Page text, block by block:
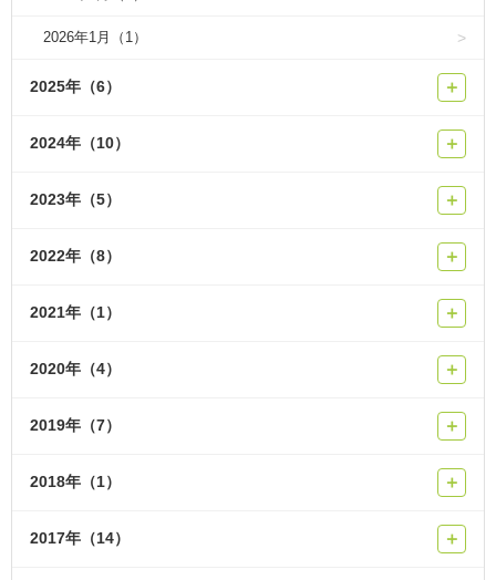
2026年1月（1）
2025年（6） ＋
2024年（10） ＋
2023年（5） ＋
2022年（8） ＋
2021年（1） ＋
2020年（4） ＋
2019年（7） ＋
2018年（1） ＋
2017年（14） ＋